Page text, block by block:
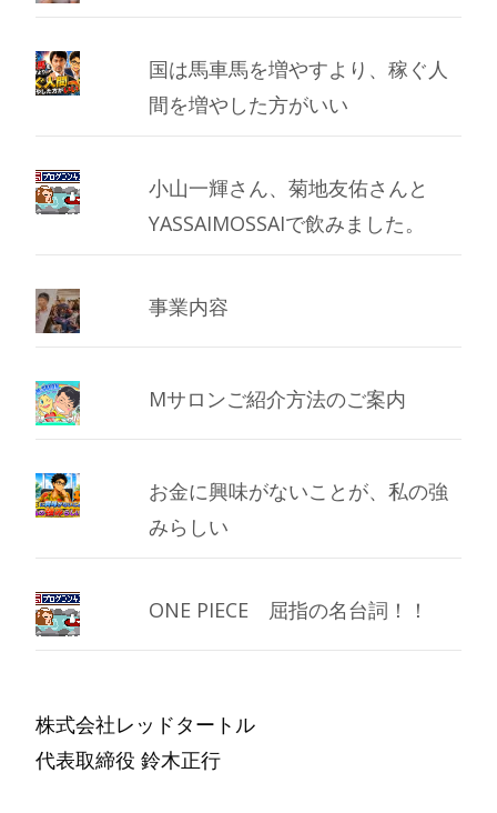
国は馬車馬を増やすより、稼ぐ人
間を増やした方がいい
小山一輝さん、菊地友佑さんと
YASSAIMOSSAIで飲みました。
事業内容
Mサロンご紹介方法のご案内
お金に興味がないことが、私の強
みらしい
ONE PIECE 屈指の名台詞！！
株式会社レッドタートル
代表取締役 鈴木正行